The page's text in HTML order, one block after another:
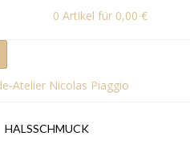
0 Artikel für 0,00 €
HALSSCHMUCK